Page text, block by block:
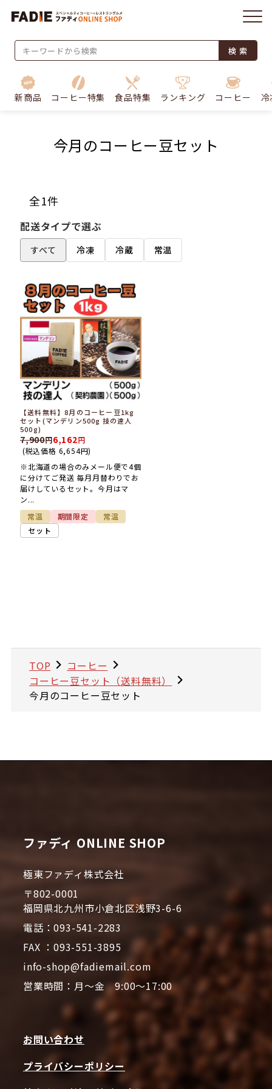
検 索
新商品 コーヒー特集 食品特集 ランキング コーヒー
今月のコーヒー豆セット
全1件
配送タイプで選ぶ
すべて 冷凍 冷蔵 常温
【送料無料】8月のコーヒー豆1kg
セット(マンデリン500g 技の達人
500g)
7,900 6,162
(税込価格 6,654円)
※北海道の場合のみメール便で4個
に分けてご発送 毎月月替わりでお
届けしているセット。今月はマ
ン...
常温
期間限定
常温
セット
TOP
コーヒー
コーヒー豆セット（送料無料）
今月のコーヒー豆セット
ファディ ONLINE SHOP
極東ファディ株式会社
〒802-0001
福岡県北九州市小倉北区浅野3-6-6
電話：093-541-2283
FAX ：093-551-3895
info-shop@fadiemail.com
営業時間：月～金 9:00～17:00
お問い合わせ
プライバシーポリシー